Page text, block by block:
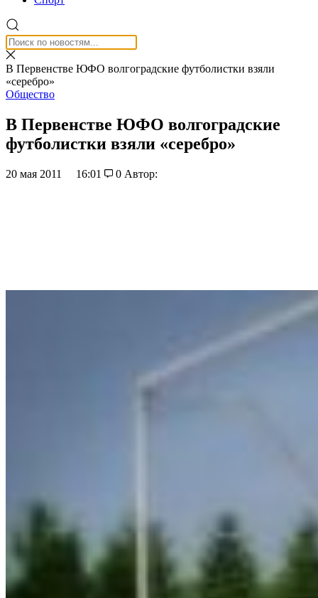
В Первенстве ЮФО волгоградские футболистки взяли
«серебро»
Общество
В Первенстве ЮФО волгоградские
футболистки взяли «серебро»
20 мая 2011 16:01 0 Автор: